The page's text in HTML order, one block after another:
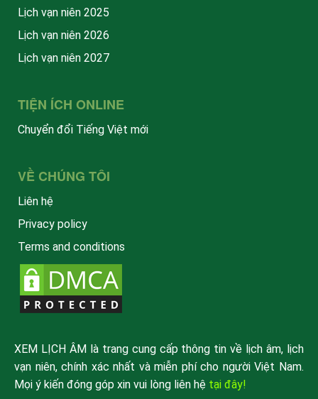
Lịch vạn niên 2025
Lịch vạn niên 2026
Lịch vạn niên 2027
TIỆN ÍCH ONLINE
Chuyển đổi Tiếng Việt mới
VỀ CHÚNG TÔI
Liên hệ
Privacy policy
Terms and conditions
XEM LỊCH ÂM là trang cung cấp thông tin về lịch âm, lịch
vạn niên, chính xác nhất và miễn phí cho người Việt Nam.
Mọi ý kiến đóng góp xin vui lòng liên hệ tại đây!